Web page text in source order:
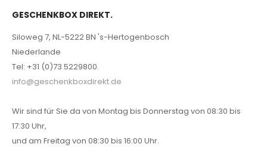
GESCHENKBOX DIREKT.
Siloweg 7, NL-5222 BN 's-Hertogenbosch
Niederlande
Tel: +31 (0)73 5229800.
info@geschenkboxdirekt.de
Wir sind für Sie da von Montag bis Donnerstag von 08:30 bis
17:30 Uhr,
und am Freitag von 08:30 bis 16:00 Uhr.